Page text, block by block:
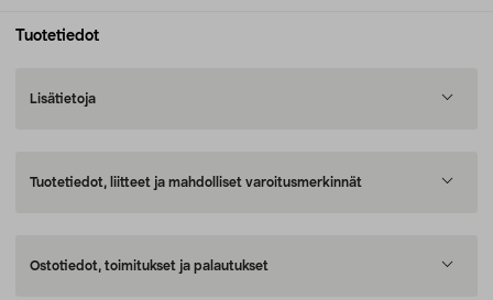
Tuotetiedot
Lisätietoja
Tuotetiedot, liitteet ja mahdolliset varoitusmerkinnät
Ostotiedot, toimitukset ja palautukset